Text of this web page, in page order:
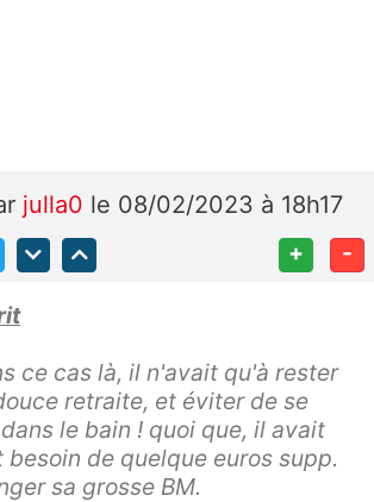
julla0 le 08/02/2023 à 18h17
+ -
ce cas là, il n'avait qu'à rester
retraite, et éviter de se
le bain ! quoi que, il avait
besoin de quelque euros supp.
sa grosse BM.